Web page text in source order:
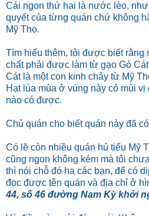
Cái ngon thứ hai là nước lèo,
quyết của từng quán chứ không
Mỹ Tho.
Tìm hiểu thêm, tôi được biết rằng
chất phải được làm từ gạo Gò
Cát là một con kinh chảy từ Mỹ
Hạt lúa mùa ở vùng này có mùi
nào có được.
Chủ quán cho biết quán này đã
Có lẽ còn nhiều quán hủ tiếu Mỹ
cũng ngon không kém mà tôi
thì nói chỗ đó ha các bạn, để có
đọc được tên quán và địa chỉ ở
44, số 46 đường Nam Kỳ khởi